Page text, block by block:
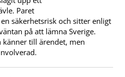
Paret
säkerhetsrisk och sitter enligt
på att lämna Sverige.
till ärendet, men